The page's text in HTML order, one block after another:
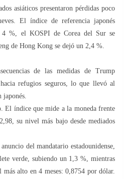
asiáticos presentaron pérdidas poco
El índice de referencia japonés
%, el KOSPI de Corea del Sur se
de Hong Kong se dejó un 2,4 %.
de las medidas de Trump
refugios seguros, lo que llevó al
El índice que mide a la moneda frente
su nivel más bajo desde mediados
del mandatario estadounidense,
verde, subiendo un 1,3 %, mientras
alto en 4 meses: 0,8754 por dólar.